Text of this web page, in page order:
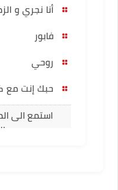
أنا نجري و
فابور
روحي
حبك إنت مع
استمع الى